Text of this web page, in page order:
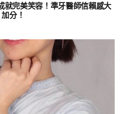
就完美笑容！準牙醫師信賴感大
加分！